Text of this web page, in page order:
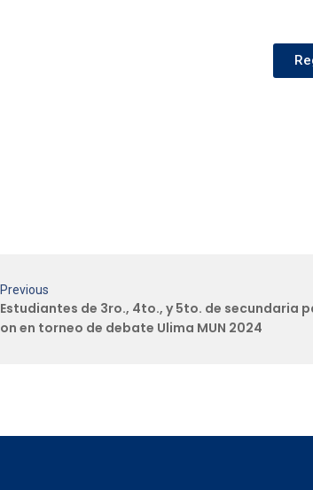
Previous
Estudiantes de 3ro., 4to., y 5to. de secundaria
on en torneo de debate Ulima MUN 2024